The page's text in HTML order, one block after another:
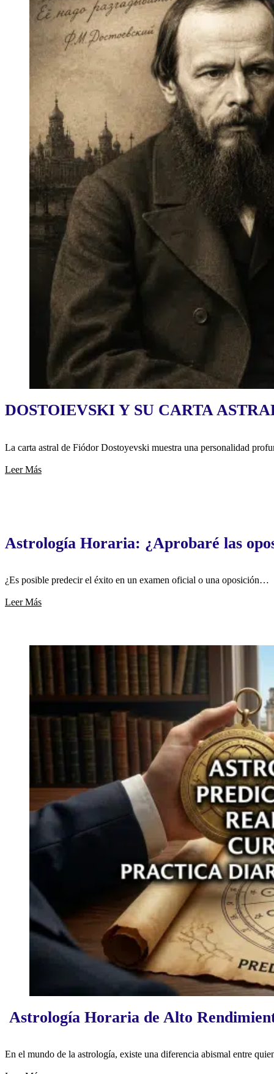
DOSTOIEVSKI Y SU CARTA
La carta astral de Fiódor Dostoyevski muestra una personalidad
Leer Más
Astrología Horaria: ¿Aprobaré las
¿Es posible predecir el éxito en un examen oficial o una oposición…
Leer Más
Astrología Horaria de Alto
En el mundo de la astrología, existe una diferencia abismal entre